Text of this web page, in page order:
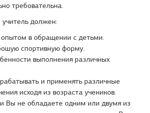
требовательна.
должен:
в обращении с детьми.
спортивную форму.
выполнения различных
и применять различные
исходя из возраста учеников.
Вы не обладаете одним или двумя из